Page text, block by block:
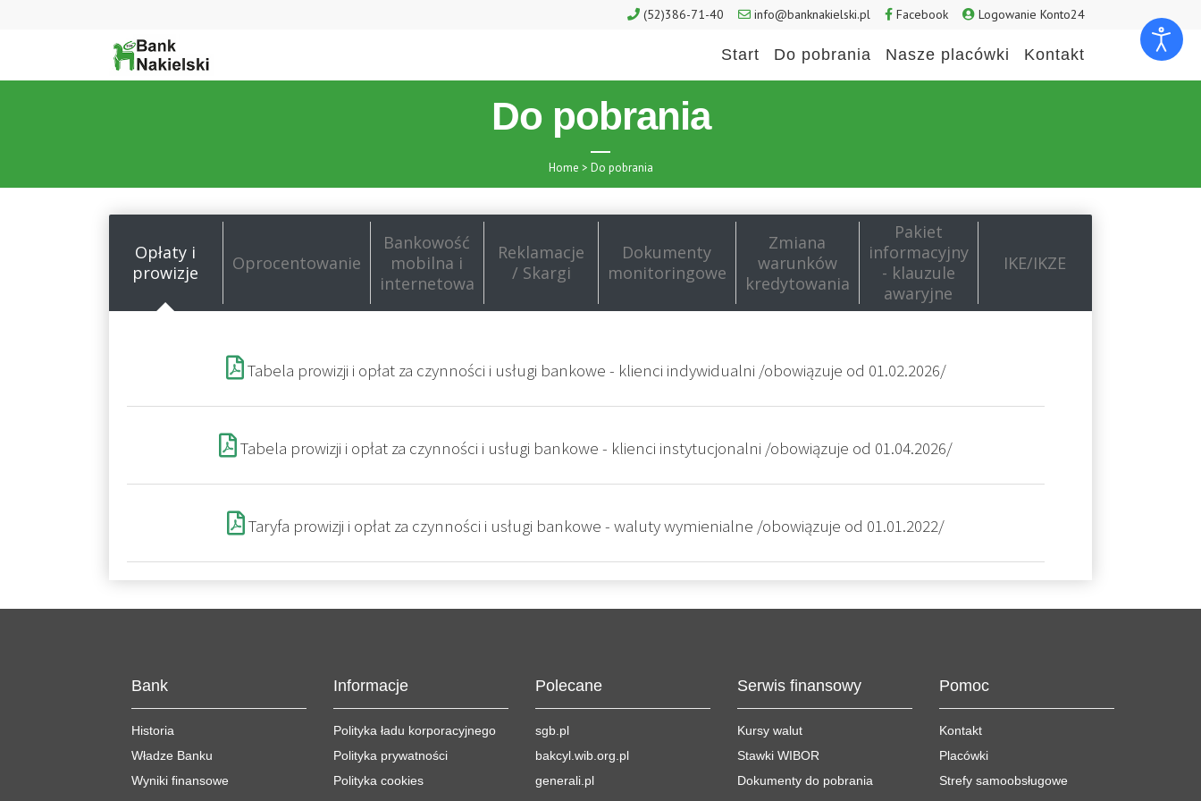
(52)386-71-40 info@banknakielski.pl Facebook Logowanie Konto24
Start Do pobrania Nasze placówki Kontakt
Do pobrania
Home > Do pobrania
Opłaty i
prowizje
Oprocentowanie
Bankowość
mobilna i
internetowa
Reklamacje
/ Skargi
Dokumenty
monitoringowe
Zmiana
warunków
kredytowania
Pakiet
informacyjny
- klauzule
awaryjne
IKE/IKZE
Tabela prowizji i opłat za czynności i usługi bankowe - klienci indywidualni /obowiązuje od 01.02.2026/
Tabela prowizji i opłat za czynności i usługi bankowe - klienci instytucjonalni /obowiązuje od 01.04.2026/
Taryfa prowizji i opłat za czynności i usługi bankowe - waluty wymienialne /obowiązuje od 01.01.2022/
Bank
Historia
Władze Banku
Wyniki finansowe
Informacje
Polityka ładu korporacyjnego
Polityka prywatności
Polityka cookies
Polecane
sgb.pl
bakcyl.wib.org.pl
generali.pl
Serwis finansowy
Kursy walut
Stawki WIBOR
Dokumenty do pobrania
Pomoc
Kontakt
Placówki
Strefy samoobsługowe